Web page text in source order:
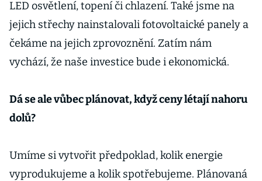
LED osvětlení, topení či chlazení. Také jsme na
jejich střechy nainstalovali fotovoltaické panely a
čekáme na jejich zprovoznění. Zatím nám
vychází, že naše investice bude i ekonomická.
Dá se ale vůbec plánovat, když ceny létají nahoru
dolů?
Umíme si vytvořit předpoklad, kolik energie
vyprodukujeme a kolik spotřebujeme. Plánovaná